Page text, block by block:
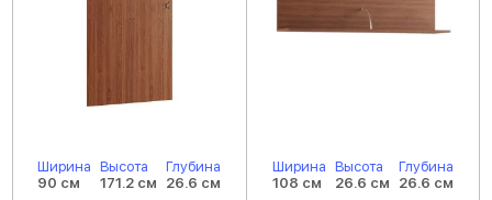
Ширина
90 см
Высота
171.2 см
Глубина
26.6 см
Ширина
108 см
Высота
26.6 см
Глубина
26.6 см